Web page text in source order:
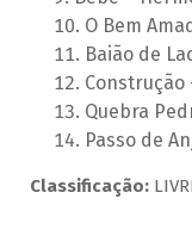
O Bem
Baião de
Construção
Quebra
Passo de
Classificação: